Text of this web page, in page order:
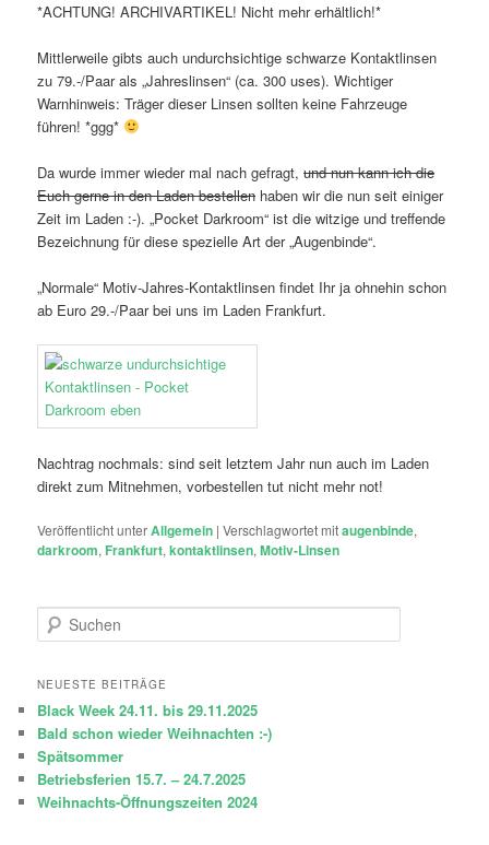
*ACHTUNG! ARCHIVARTIKEL! Nicht mehr erhältlich!*
Mittlerweile gibts auch undurchsichtige schwarze Kontaktlinsen
zu 79.-/Paar als „Jahreslinsen“ (ca. 300 uses). Wichtiger
Warnhinweis: Träger dieser Linsen sollten keine Fahrzeuge
führen! *ggg*
Da wurde immer wieder mal nach gefragt,und nun kann ich die
Euch gerne in den Laden bestellen haben wir die nun seit einiger
Zeit im Laden :-). „Pocket Darkroom“ ist die witzige und treffende
Bezeichnung für diese spezielle Art der „Augenbinde“.
„Normale“ Motiv-Jahres-Kontaktlinsen findet Ihr ja ohnehin schon
ab Euro 29.-/Paar bei uns im Laden Frankfurt.
Nachtrag nochmals: sind seit letztem Jahr nun auch im Laden
direkt zum Mitnehmen, vorbestellen tut nicht mehr not!
Veröffentlicht unterAllgemein |Verschlagwortet mitaugenbinde,
darkroom, Frankfurt,kontaktlinsen,Motiv-Linsen
u
h
n
NEUESTE BEITRÄGE
Black Week 24.11. bis 29.11.2025
Bald schon wieder Weihnachten :-)
Spätsommer
Betriebsferien 15.7. – 24.7.2025
Weihnachts-Öffnungszeiten 2024